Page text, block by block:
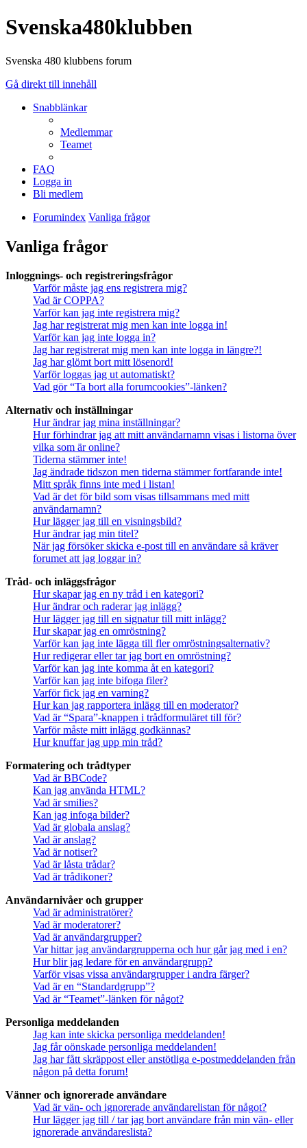
Svenska480klubben
Svenska 480 klubbens forum
Gå direkt till innehåll
Snabblänkar
Medlemmar
Teamet
FAQ
Logga in
Bli medlem
Forumindex Vanliga frågor
Vanliga frågor
Inloggnings- och registreringsfrågor
Varför måste jag ens registrera mig?
Vad är COPPA?
Varför kan jag inte registrera mig?
Jag har registrerat mig men kan inte logga in!
Varför kan jag inte logga in?
Jag har registrerat mig men kan inte logga in längre?!
Jag har glömt bort mitt lösenord!
Varför loggas jag ut automatiskt?
Vad gör “Ta bort alla forumcookies”-länken?
Alternativ och inställningar
Hur ändrar jag mina inställningar?
Hur förhindrar jag att mitt användarnamn visas i listorna över
vilka som är online?
Tiderna stämmer inte!
Jag ändrade tidszon men tiderna stämmer fortfarande inte!
Mitt språk finns inte med i listan!
Vad är det för bild som visas tillsammans med mitt
användarnamn?
Hur lägger jag till en visningsbild?
Hur ändrar jag min titel?
När jag försöker skicka e-post till en användare så kräver
forumet att jag loggar in?
Tråd- och inläggsfrågor
Hur skapar jag en ny tråd i en kategori?
Hur ändrar och raderar jag inlägg?
Hur lägger jag till en signatur till mitt inlägg?
Hur skapar jag en omröstning?
Varför kan jag inte lägga till fler omröstningsalternativ?
Hur redigerar eller tar jag bort en omröstning?
Varför kan jag inte komma åt en kategori?
Varför kan jag inte bifoga filer?
Varför fick jag en varning?
Hur kan jag rapportera inlägg till en moderator?
Vad är “Spara”-knappen i trådformuläret till för?
Varför måste mitt inlägg godkännas?
Hur knuffar jag upp min tråd?
Formatering och trådtyper
Vad är BBCode?
Kan jag använda HTML?
Vad är smilies?
Kan jag infoga bilder?
Vad är globala anslag?
Vad är anslag?
Vad är notiser?
Vad är låsta trådar?
Vad är trådikoner?
Användarnivåer och grupper
Vad är administratörer?
Vad är moderatorer?
Vad är användargrupper?
Var hittar jag användargrupperna och hur går jag med i en?
Hur blir jag ledare för en användargrupp?
Varför visas vissa användargrupper i andra färger?
Vad är en “Standardgrupp”?
Vad är “Teamet”-länken för något?
Personliga meddelanden
Jag kan inte skicka personliga meddelanden!
Jag får oönskade personliga meddelanden!
Jag har fått skräppost eller anstötliga e-postmeddelanden från
någon på detta forum!
Vänner och ignorerade användare
Vad är vän- och ignorerade användarelistan för något?
Hur lägger jag till / tar jag bort användare från min vän- eller
ignorerade användareslista?